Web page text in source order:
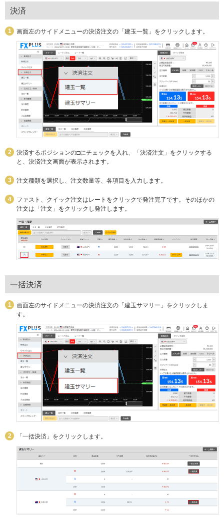
決済
画面左のサイドメニューの決済注文の「建玉一覧」をクリックします。
決済するポジションの□にチェックを入れ、「決済注文」をクリックする
と、決済注文画面が表示されます。
注文種類を選択し、注文数量等、各項目を入力します。
ファスト、クイック注文はレートをクリックで発注完了です。そのほかの
注文は「注文」をクリックし発注します。
一括決済
画面左のサイドメニューの決済注文の「建玉サマリー」をクリックしま
す。
「一括決済」をクリックします。